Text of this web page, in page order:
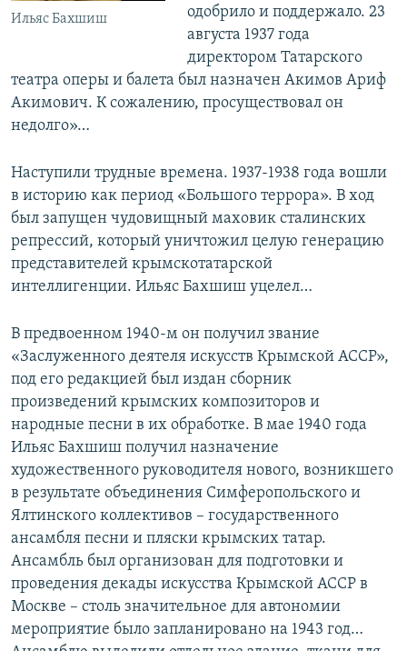
Ильяс Бахшиш
одобрило и поддержало. 23
августа 1937 года
директором Татарского
театра оперы и балета был назначен Акимов Ариф
Акимович. К сожалению, просуществовал он
недолго»…
Наступили трудные времена. 1937-1938 года вошли
в историю как период «Большого террора». В ход
был запущен чудовищный маховик сталинских
репрессий, который уничтожил целую генерацию
представителей крымскотатарской
интеллигенции. Ильяс Бахшиш уцелел…
В предвоенном 1940-м он получил звание
«Заслуженного деятеля искусств Крымской АССР»,
под его редакцией был издан сборник
произведений крымских композиторов и
народные песни в их обработке. В мае 1940 года
Ильяс Бахшиш получил назначение
художественного руководителя нового, возникшего
в результате объединения Симферопольского и
Ялтинского коллективов – государственного
ансамбля песни и пляски крымских татар.
Ансамбль был организован для подготовки и
проведения декады искусства Крымской АССР в
Москве – столь значительное для автономии
мероприятие было запланировано на 1943 год…